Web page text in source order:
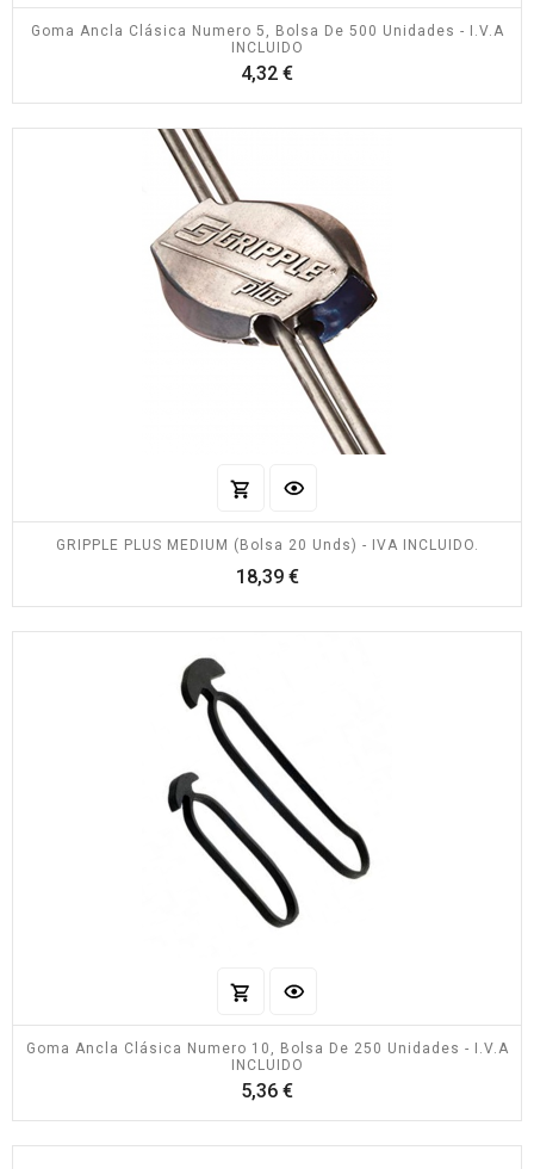
Goma Ancla Clásica Numero 5, Bolsa De 500 Unidades - I.V.A
INCLUIDO
4,32 €Precio
GRIPPLE PLUS MEDIUM (Bolsa 20 Unds) - IVA INCLUIDO.
18,39 €Precio
Goma Ancla Clásica Numero 10, Bolsa De 250 Unidades - I.V.A
INCLUIDO
5,36 €Precio